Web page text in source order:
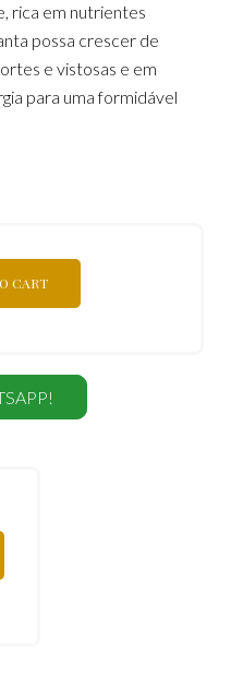
rica em nutrientes
possa crescer de
e vistosas e em
para uma formidável
CART